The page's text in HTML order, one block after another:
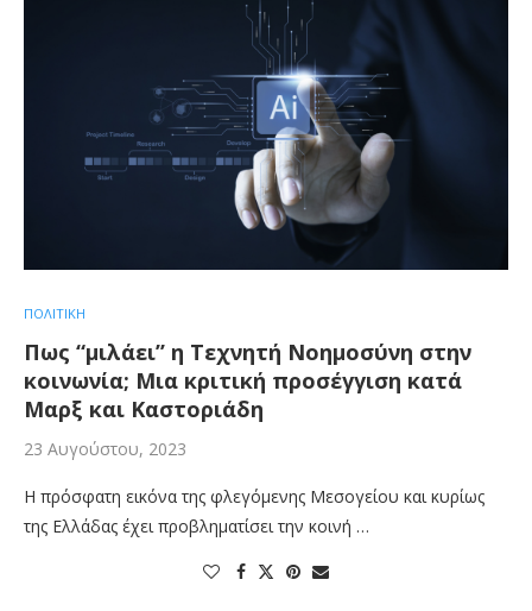
ΠΟΛΙΤΙΚΗ
Πως “μιλάει’’ η Τεχνητή Νοημοσύνη στην
κοινωνία; Μια κριτική προσέγγιση κατά
Μαρξ και Καστοριάδη
23 Αυγούστου, 2023
Η πρόσφατη εικόνα της φλεγόμενης Μεσογείου και κυρίως
της Ελλάδας έχει προβληματίσει την κοινή …